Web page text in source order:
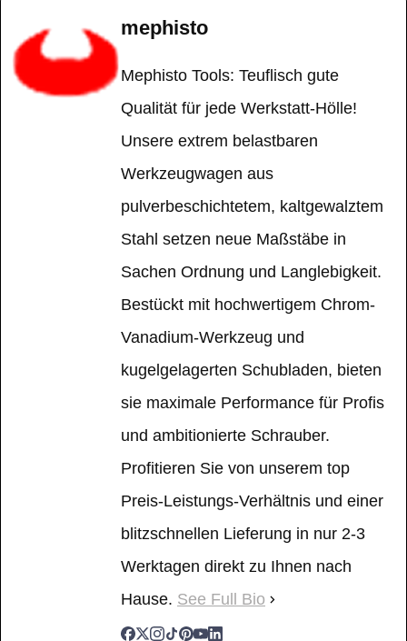
mephisto
Mephisto Tools: Teuflisch gute
Qualität für jede Werkstatt-Hölle!
Unsere extrem belastbaren
Werkzeugwagen aus
pulverbeschichtetem, kaltgewalztem
Stahl setzen neue Maßstäbe in
Sachen Ordnung und Langlebigkeit.
Bestückt mit hochwertigem Chrom-
Vanadium-Werkzeug und
kugelgelagerten Schubladen, bieten
sie maximale Performance für Profis
und ambitionierte Schrauber.
Profitieren Sie von unserem top
Preis-Leistungs-Verhältnis und einer
blitzschnellen Lieferung in nur 2-3
Werktagen direkt zu Ihnen nach
Hause. See Full Bio